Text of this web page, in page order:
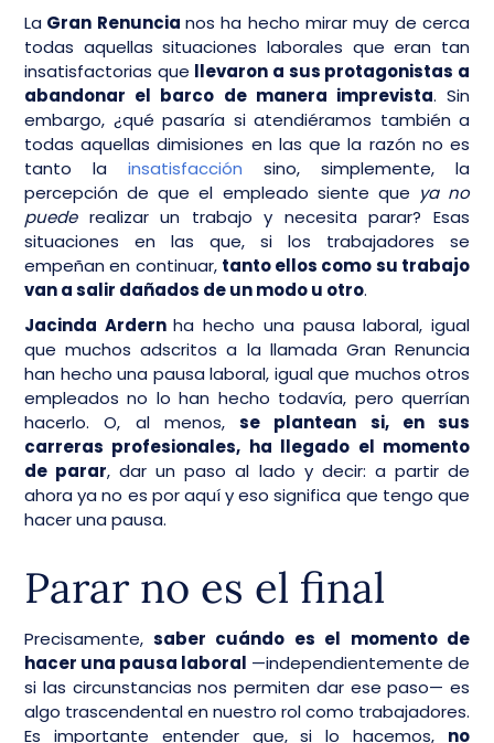
La Gran Renuncia nos ha hecho mirar muy de cerca
todas aquellas situaciones laborales que eran tan
insatisfactorias que llevaron a sus protagonistas a
abandonar el barco de manera imprevista. Sin
embargo, ¿qué pasaría si atendiéramos también a
todas aquellas dimisiones en las que la razón no es
tanto la insatisfacción sino, simplemente, la
percepción de que el empleado siente que ya no
puederealizar un trabajo y necesita parar? Esas
situaciones en las que, si los trabajadores se
empeñan en continuar, tanto ellos como su trabajo
van a salir dañados de un modo u otro.
Jacinda Ardernha hecho una pausa laboral, igual
que muchos adscritos a la llamada Gran Renuncia
han hecho una pausa laboral, igual que muchos otros
empleados no lo han hecho todavía, pero querrían
hacerlo. O, al menos, se plantean si, en sus
carreras profesionales, ha llegado el momento
de parar, dar un paso al lado y decir: a partir de
ahora ya no es por aquí y eso significa que tengo que
hacer una pausa.
Parar no es el final
Precisamente, saber cuándo es el momento de
hacer una pausa laboral —independientemente de
si las circunstancias nos permiten dar ese paso— es
algo trascendental en nuestro rol como trabajadores.
Es importante entender que, si lo hacemos, no